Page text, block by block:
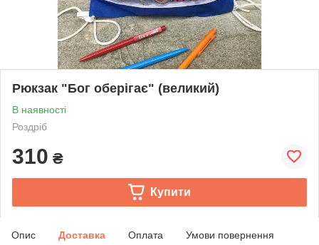
Рюкзак "Бог оберігає" (великий)
В наявності
Роздріб
310 ₴
Купити
Опис Доставка Оплата Умови повернення